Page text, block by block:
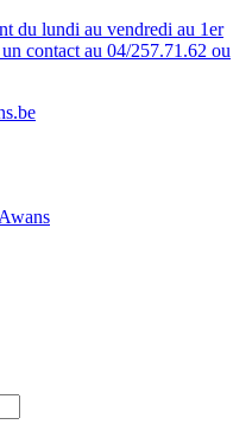
du lundi au vendredi au 1er
contact au 04/257.71.62 ou